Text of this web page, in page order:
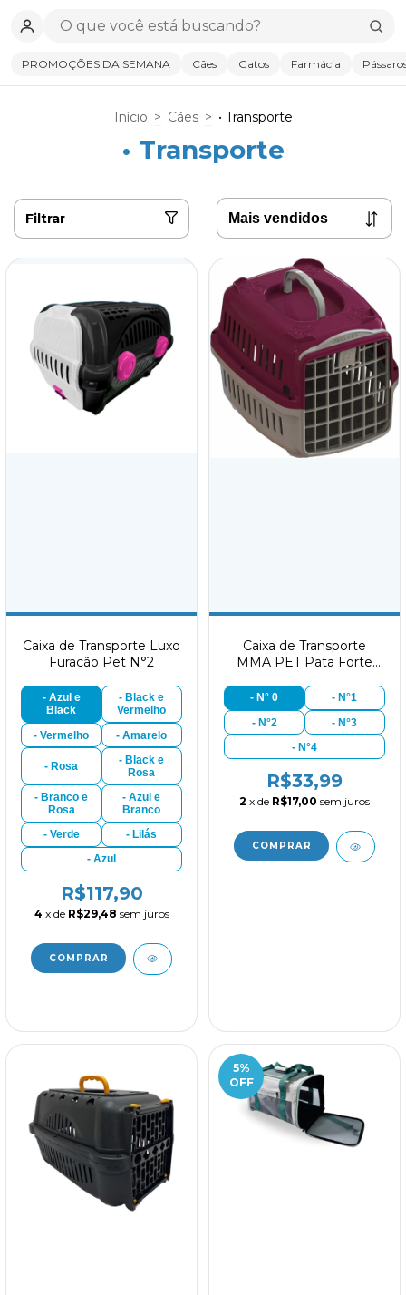
Início > Cães > • Transporte
• Transporte
Filtrar
Caixa de Transporte Luxo
Furacão Pet N°2
- Azul e
Black
- Black e
Vermelho
- Vermelho
- Amarelo
- Rosa
- Black e
Rosa
- Branco e
Rosa
- Azul e
Branco
- Verde
- Lilás
- Azul
R$117,90
4 x de R$29,48 sem juros
Caixa de Transporte
MMA PET Pata Forte
- N° 0
- N°1
- N°2
- N°3
- N°4
R$33,99
2 x de R$17,00 sem juros
5%
OFF
PROMOÇÕES DA SEMANA Cães Gatos Farmácia